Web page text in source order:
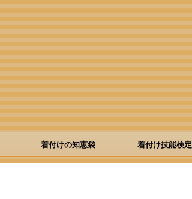
着付けの知恵袋 着付け技能検定